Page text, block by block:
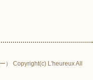
） Copyright(c) L'heureux All